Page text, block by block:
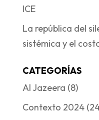
ICE
La república del
sistémica y el
CATEGORÍAS
Al Jazeera (8)
Contexto 2024